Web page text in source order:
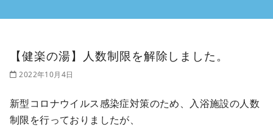
【健楽の湯】人数制限を解除しました。
2022年10月4日
新型コロナウイルス感染症対策のため、入浴施設の人数
制限を行っておりましたが、